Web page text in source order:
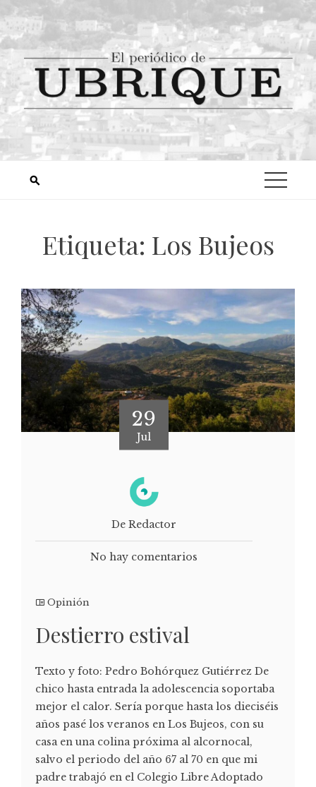
Etiqueta: Los Bujeos
29
Jul
De Redactor
No hay comentarios
Opinión
Destierro estival
Texto y foto: Pedro Bohórquez Gutiérrez De
chico hasta entrada la adolescencia soportaba
mejor el calor. Sería porque hasta los dieciséis
años pasé los veranos en Los Bujeos, con su
casa en una colina próxima al alcornocal,
salvo el periodo del año 67 al 70 en que mi
padre trabajó en el Colegio Libre Adoptado